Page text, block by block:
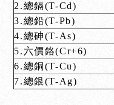
2.總鎘(T-Cd)
3.總鉛(T-Pb)
4.總砷(T-As)
5.六價鉻(Cr+6)
6.總銅(T-Cu)
7.總銀(T-Ag)